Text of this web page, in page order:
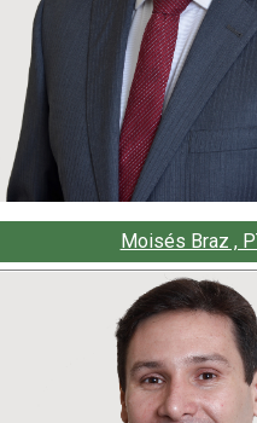
Moisés Braz ,